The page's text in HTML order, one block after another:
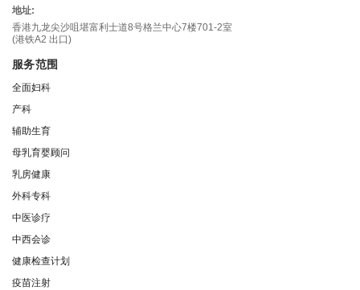
地址:
香港九龙尖沙咀堪富利士道8号格兰中心7楼701-2室
(港铁A2 出口)
服务范围
全面妇科
产科
辅助生育
母乳育婴顾问
乳房健康
外科专科
中医诊疗
中西会诊
健康检查计划
疫苗注射